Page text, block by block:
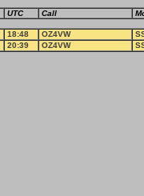
UTC Call
18:48 OZ4VW
20:39 OZ4VW